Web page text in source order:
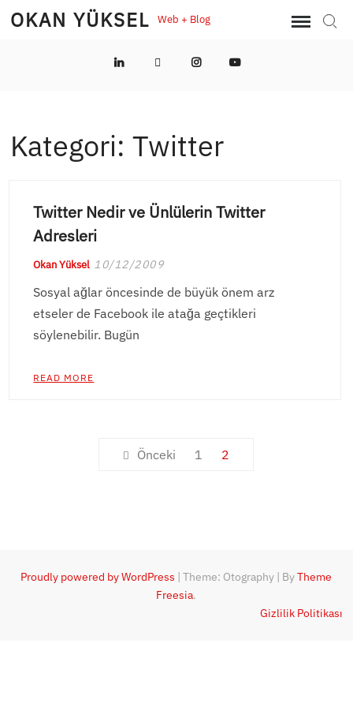
SkipOKAN YÜKSEL Web + Blog
LinkedInTwitterInstagramYouTube
Kategori:Twitter
Twitter Nedir ve Ünlülerin Twitter
Adresleri
Okan Yüksel 10/12/2009
Sosyal ağlar öncesinde de büyük önem arz
etseler de Facebook ile atağa geçtikleri
söylenebilir. Bugün
READ MORE
Önceki 1 2
Proudly powered by WordPress |Theme: Otography | ByTheme
Freesia.
Gizlilik Politikası